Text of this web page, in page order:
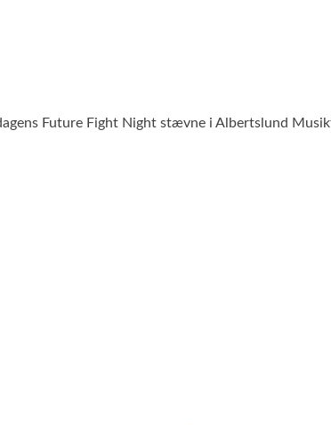
Future Fight Night stævne i Albertslund